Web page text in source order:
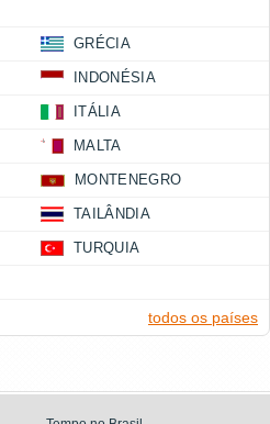
GRÉCIA
INDONÉSIA
ITÁLIA
MALTA
MONTENEGRO
TAILÂNDIA
TURQUIA
todos os países